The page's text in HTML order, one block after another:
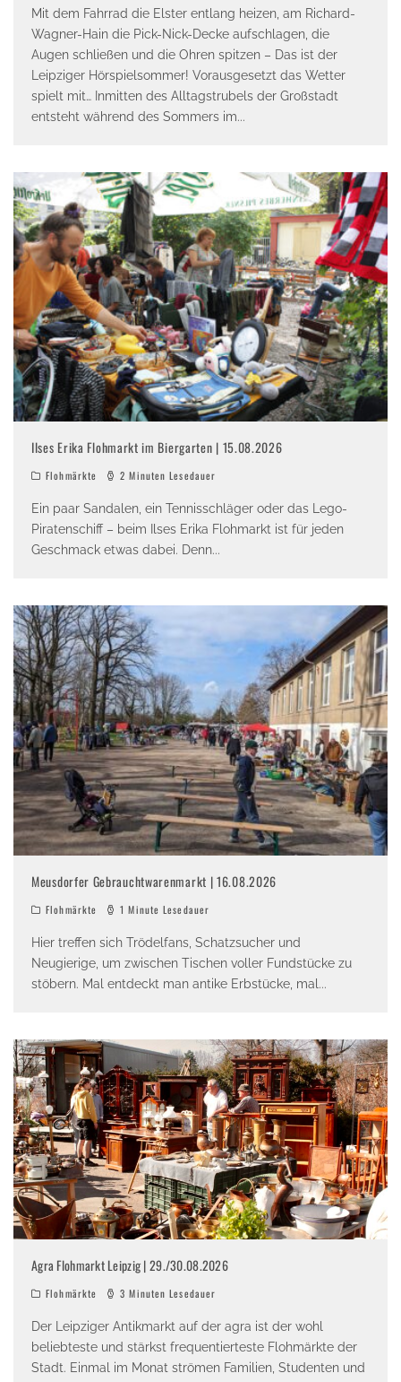
Mit dem Fahrrad die Elster entlang heizen, am Richard-
Wagner-Hain die Pick-Nick-Decke aufschlagen, die
Augen schließen und die Ohren spitzen – Das ist der
Leipziger Hörspielsommer! Vorausgesetzt das Wetter
spielt mit… Inmitten des Alltagstrubels der Großstadt
entsteht während des Sommers im...
Ilses Erika Flohmarkt im Biergarten | 15.08.2026
Flohmärkte 2 Minuten Lesedauer
Ein paar Sandalen, ein Tennisschläger oder das Lego-
Piratenschiff – beim Ilses Erika Flohmarkt ist für jeden
Geschmack etwas dabei. Denn...
Meusdorfer Gebrauchtwarenmarkt | 16.08.2026
Flohmärkte 1 Minute Lesedauer
Hier treffen sich Trödelfans, Schatzsucher und
Neugierige, um zwischen Tischen voller Fundstücke zu
stöbern. Mal entdeckt man antike Erbstücke, mal ...
Agra Flohmarkt Leipzig | 29./30.08.2026
Flohmärkte 3 Minuten Lesedauer
Der Leipziger Antikmarkt auf der agra ist der wohl
beliebteste und stärkst frequentierteste Flohmärkte der
Stadt. Einmal im Monat strömen Familien, Studenten und